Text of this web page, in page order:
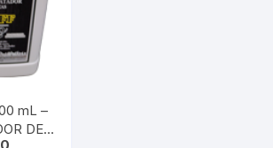
mL –
DE